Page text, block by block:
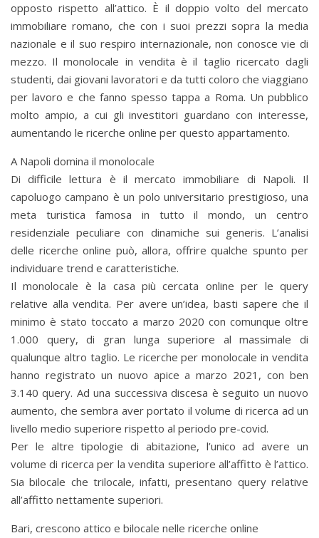
opposto rispetto all’attico. È il doppio volto del mercato
immobiliare romano, che con i suoi prezzi sopra la media
nazionale e il suo respiro internazionale, non conosce vie di
mezzo. Il monolocale in vendita è il taglio ricercato dagli
studenti, dai giovani lavoratori e da tutti coloro che viaggiano
per lavoro e che fanno spesso tappa a Roma. Un pubblico
molto ampio, a cui gli investitori guardano con interesse,
aumentando le ricerche online per questo appartamento.
A Napoli domina il monolocale
Di difficile lettura è il mercato immobiliare di Napoli. Il
capoluogo campano è un polo universitario prestigioso, una
meta turistica famosa in tutto il mondo, un centro
residenziale peculiare con dinamiche sui generis. L’analisi
delle ricerche online può, allora, offrire qualche spunto per
individuare trend e caratteristiche.
Il monolocale è la casa più cercata online per le query
relative alla vendita. Per avere un’idea, basti sapere che il
minimo è stato toccato a marzo 2020 con comunque oltre
1.000 query, di gran lunga superiore al massimale di
qualunque altro taglio. Le ricerche per monolocale in vendita
hanno registrato un nuovo apice a marzo 2021, con ben
3.140 query. Ad una successiva discesa è seguito un nuovo
aumento, che sembra aver portato il volume di ricerca ad un
livello medio superiore rispetto al periodo pre-covid.
Per le altre tipologie di abitazione, l’unico ad avere un
volume di ricerca per la vendita superiore all’affitto è l’attico.
Sia bilocale che trilocale, infatti, presentano query relative
all’affitto nettamente superiori.
Bari, crescono attico e bilocale nelle ricerche online